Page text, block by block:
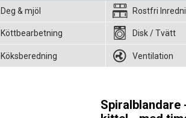
Deg & mjöl Rostfri
Köttbearbetning Disk / Tvätt
Köksberedning Ventilation
Spiralblandare